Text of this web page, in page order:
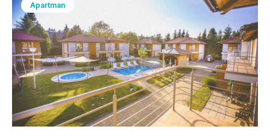
Apartman